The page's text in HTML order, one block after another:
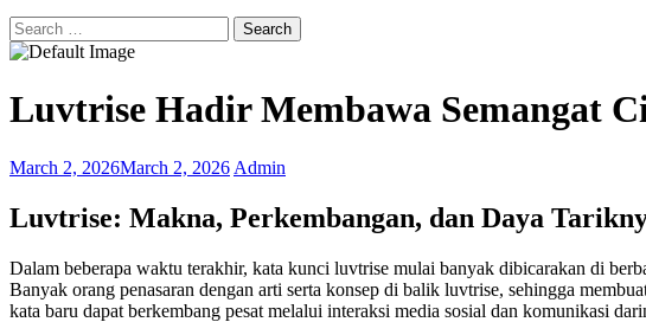
Search
for:
Luvtrise Hadir Membawa Semangat
March 2, 2026March 2, 2026 Admin
Luvtrise: Makna, Perkembangan, dan Daya
Dalam beberapa waktu terakhir, kata kunci luvtrise mulai banyak dibicarakan di
Banyak orang penasaran dengan arti serta konsep di balik luvtrise, sehingga
kata baru dapat berkembang pesat melalui interaksi media sosial dan komunikasi